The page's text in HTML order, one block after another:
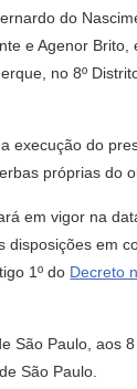
do
e Agenor Brito,
no 8º
execução do
próprias do
em vigor na
disposições em
1º do Decreto
São Paulo, aos
São Paulo.